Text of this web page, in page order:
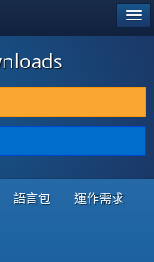
語言包 運作需求